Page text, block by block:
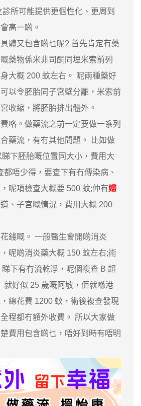
所可能提供更個性化、更周到
高一啲。
又包含啲乜呢? 首先肯定有藥
藥物係米非司酮同埋米索前列
大概 200 蚊左右。 呢兩種藥好
以令胚胎同子宮壁分離，米索前
收縮，將胚胎排出體外。
。做藥流之前一定要做一系列
藥流，有冇其他問題。 比如做
下胚胎嘅位置同大小，費用大
都唔少得，要查下有冇傳染病、
呢項檢查大概要 500 蚊;仲有婦
道、子宮嘅情況，費用大概 200
嘅。 一般醫生會開啲消炎
呢啲消炎藥大概 150 蚊左右;術
下有冇流乾淨，呢個複查 B 超
就好似 25 歲嘅阿敏，佢就喺港
總花費 1200 蚊，術後複查發現
程都冇額外收費。 所以大家做
費用包含啲乜，唔好到時有唔明